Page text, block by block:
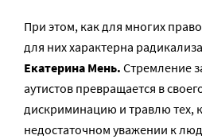
При этом, как для многих
для них характерна
Екатерина Мень. Стремление
аутистов превращается в
дискриминацию и травлю тех,
недостаточном уважении к